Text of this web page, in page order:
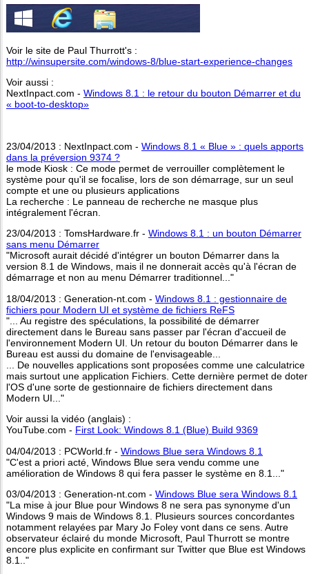
Voir le site de Paul Thurrott's :
http://winsupersite.com/windows-8/blue-start-experience-changes
Voir aussi :
NextInpact.com - Windows 8.1 : le retour du bouton Démarrer et du
« boot-to-desktop»
23/04/2013 : NextInpact.com - Windows 8.1 « Blue » : quels apports
dans la préversion 9374 ?
le mode Kiosk : Ce mode permet de verrouiller complètement le
système pour qu'il se focalise, lors de son démarrage, sur un seul
compte et une ou plusieurs applications
La recherche : Le panneau de recherche ne masque plus
intégralement l'écran.
23/04/2013 : TomsHardware.fr - Windows 8.1 : un bouton Démarrer
sans menu Démarrer
"Microsoft aurait décidé d'intégrer un bouton Démarrer dans la
version 8.1 de Windows, mais il ne donnerait accès qu'à l'écran de
démarrage et non au menu Démarrer traditionnel..."
18/04/2013 : Generation-nt.com - Windows 8.1 : gestionnaire de
fichiers pour Modern UI et système de fichiers ReFS
"... Au registre des spéculations, la possibilité de démarrer
directement dans le Bureau sans passer par l'écran d'accueil de
l'environnement Modern UI. Un retour du bouton Démarrer dans le
Bureau est aussi du domaine de l'envisageable...
... De nouvelles applications sont proposées comme une calculatrice
mais surtout une application Fichiers. Cette dernière permet de doter
l'OS d'une sorte de gestionnaire de fichiers directement dans
Modern UI..."
Voir aussi la vidéo (anglais) :
YouTube.com - First Look: Windows 8.1 (Blue) Build 9369
04/04/2013 : PCWorld.fr - Windows Blue sera Windows 8.1
"C'est a priori acté, Windows Blue sera vendu comme une
amélioration de Windows 8 qui fera passer le système en 8.1..."
03/04/2013 : Generation-nt.com - Windows Blue sera Windows 8.1
"La mise à jour Blue pour Windows 8 ne sera pas synonyme d'un
Windows 9 mais de Windows 8.1. Plusieurs sources concordantes
notamment relayées par Mary Jo Foley vont dans ce sens. Autre
observateur éclairé du monde Microsoft, Paul Thurrott se montre
encore plus explicite en confirmant sur Twitter que Blue est Windows
8.1.."